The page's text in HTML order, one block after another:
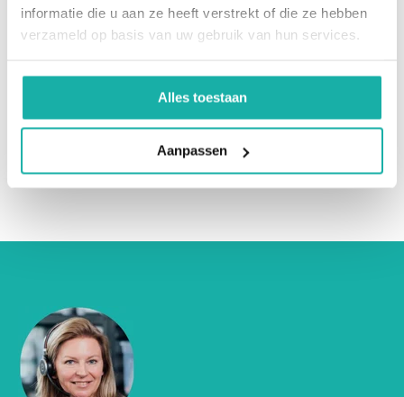
informatie die u aan ze heeft verstrekt of die ze hebben
verzameld op basis van uw gebruik van hun services.
Alles toestaan
Aanpassen
Vitamine D
Magnesium Intracellulair
Schildklierfunctie
Health Check Up